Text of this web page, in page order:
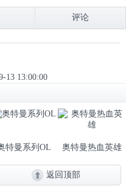
评论
13 13:00:00
特曼系列OL 奥特曼热血英雄
返回顶部